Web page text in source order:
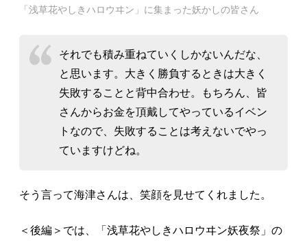
「浅草花やしきハロウヰン」に集まった妖かしの皆さん
それでも積み重ねていくしかないんだな、
と思います。大きく勝負するときは大きく
失敗することと背中合わせ。もちろん、皆
さんからお金を頂戴してやっているイベン
トなので、失敗することは考えないでやっ
ていますけどね。
そう言って海津さんは、笑顔を見せてくれました。
＜後編＞では、「浅草花やしきハロウヰン妖夜祭」の